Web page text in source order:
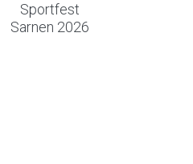
Sportfest
Sarnen 2026